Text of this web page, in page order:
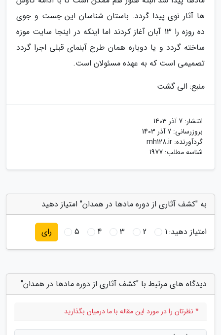
ها آثار نوی پیدا گردد. باستان شناسان این جست و جوی
ده روزه را 13 آبان آغاز کردند اما اینکه در اینجا سایت موزه
ساخته گردد و یا دوباره همان طرح آبنمای قبلی اجرا گردد
تصمیمی است که به عهده مسئولان است.
منبع: الی گشت
انتشار: 7 آذر 1403
بروزرسانی: 7 آذر 1403
گردآورنده: mh128.ir
شناسه مطلب: 1977
به "کشف آثاری از دوره مادها در همدان" امتیاز دهید
امتیاز دهید:1
2
3
4
5 رای
دیدگاه های مرتبط با "کشف آثاری از دوره مادها در همدان"
* نظرتان را در مورد این مقاله با ما درمیان بگذارید